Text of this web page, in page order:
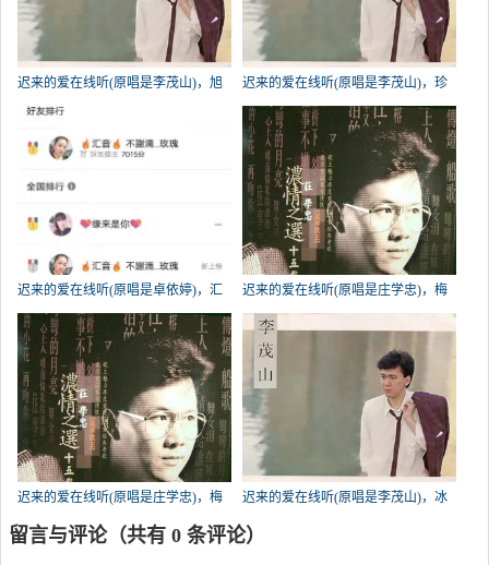
迟来的爱在线听(原唱是李茂山)，旭
演唱点播:231次
迟来的爱在线听(原唱是李茂山)，珍
惜演唱点播:187次
迟来的爱在线听(原唱是卓依婷)，汇
音 不謝滴..玫瑰演唱点播:164次
迟来的爱在线听(原唱是庄学忠)，梅
若含香《拒私信》演唱点播:151次
迟来的爱在线听(原唱是庄学忠)，梅
若含香《拒私信》演唱点播:104次
迟来的爱在线听(原唱是李茂山)，冰
山雪莲演唱点播:92次
留言与评论（共有 0 条评论）